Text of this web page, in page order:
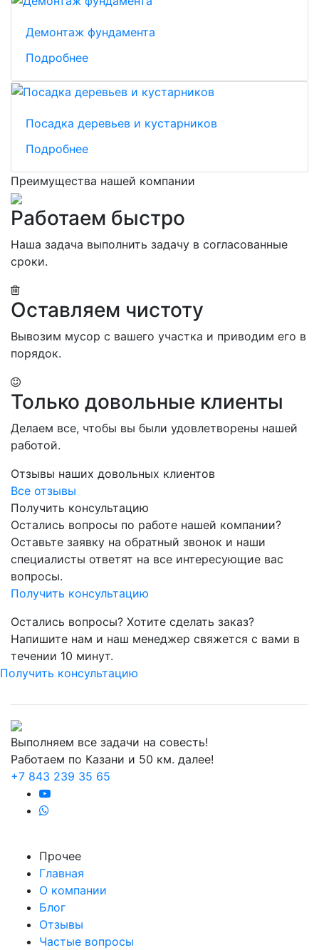
Демонтаж фундамента
Подробнее
Посадка деревьев и кустарников
Подробнее
Преимущества нашей компании
Работаем быстро
Наша задача выполнить задачу в согласованные
сроки.
Оставляем чистоту
Вывозим мусор с вашего участка и приводим его в
порядок.
Только довольные клиенты
Делаем все, чтобы вы были удовлетворены нашей
работой.
Отзывы наших довольных клиентов
Все отзывы
Получить консультацию
Остались вопросы по работе нашей компании?
Оставьте заявку на обратный звонок и наши
специалисты ответят на все интересующие вас
вопросы.
Получить консультацию
Остались вопросы? Хотите сделать заказ?
Напишите нам и наш менеджер свяжется с вами в
течении 10 минут.
Получить консультацию
Выполняем все задачи на совесть!
Работаем по Казани и 50 км. далее!
+7 843 239 35 65
Прочее
Главная
О компании
Блог
Отзывы
Частые вопросы